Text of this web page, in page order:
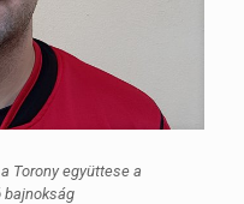
Torony együttese a
bajnokság